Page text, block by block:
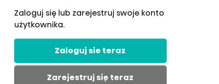
Zaloguj się lub zarejestruj swoje konto
użytkownika.
Zaloguj sie teraz
Zarejestruj się teraz